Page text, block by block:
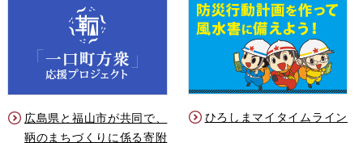
広島県と福山市が共同で、
鞆のまちづくりに係る寄附
ひろしまマイタイムライン